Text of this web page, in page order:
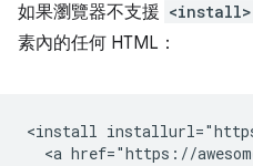
如果瀏覽器不支援 <install>
素內的任何 HTML：
<install
<a href="https://